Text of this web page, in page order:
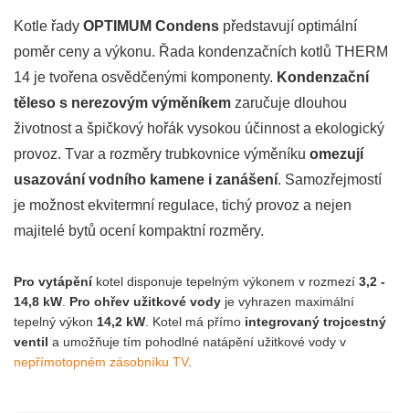
Kotle řady OPTIMUM Condens představují optimální
poměr ceny a výkonu. Řada kondenzačních kotlů THERM
14 je tvořena osvědčenými komponenty. Kondenzační
těleso s nerezovým výměníkem zaručuje dlouhou
životnost a špičkový hořák vysokou účinnost a ekologický
provoz. Tvar a rozměry trubkovnice výměníku omezují
usazování vodního kamene i zanášení. Samozřejmostí
je možnost ekvitermní regulace, tichý provoz a nejen
majitelé bytů ocení kompaktní rozměry.
Pro vytápěníkotel disponuje tepelným výkonem v rozmezí 3,2 -
14,8 kW Pro ohřev užitkové vody je vyhrazen maximální
tepelný výkon 14,2 kW . Kotel má přímo integrovaný trojcestný
ventil a umožňuje tím pohodlné natápění užitkové vody v
nepřímotopném zásobníku TV.